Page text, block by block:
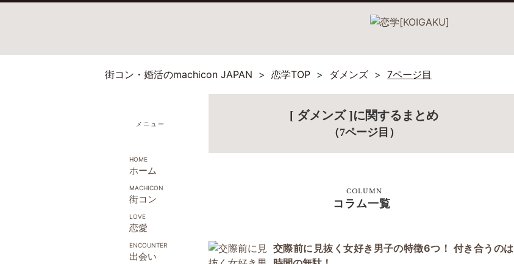
街コン・婚活のmachicon JAPAN 恋学TOP ダメンズ 7ページ目
メニュー
ホーム
街コン
恋愛
出会い
[ ダメンズ ]に関するまとめ
（7ページ目）
COLUMN
コラム一覧
交際前に見抜く女好き男子の特徴6つ！ 付き合うのは